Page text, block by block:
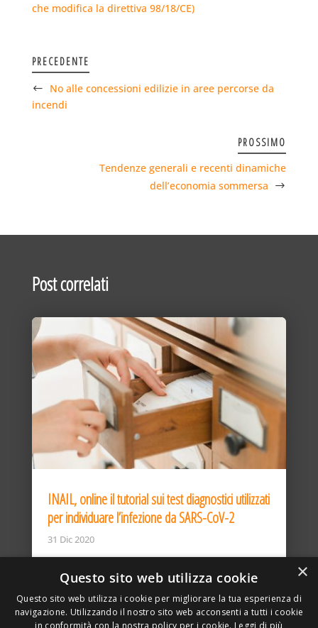
che modifica la direttiva 98/18/CE)
PRECEDENTE
No alle concessioni edilizie in aree percorse da
incendi
PROSSIMO
Tendenze generali e recenti dinamiche
dell’economia sommersa
Post correlati
INAIL, online il tutorial sui test diagnostici utilizzati
per individuare l’infezione da SARS-CoV-2
31 Dic 2020
×
Questo sito web utilizza cookie
Questo sito web utilizza i cookie per migliorare la tua esperienza di
navigazione. Utilizzando il nostro sito web acconsenti a tutti i cookie
in conformità con la nostra policy per i cookie. Leggi di più